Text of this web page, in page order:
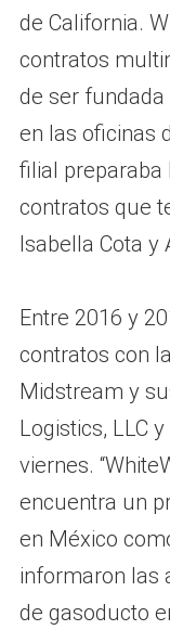
de California.
contratos
de ser
en las oficinas
filial preparaba
contratos que
Isabella Cota y
Entre 2016 y
contratos con
Midstream y
Logistics, LLC
viernes.
encuentra un
en México
informaron las
de gasoducto